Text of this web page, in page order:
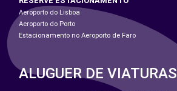
Aeroporto do Lisboa
Aeroporto do Porto
Estacionamento no Aeroporto de Faro
ALUGUER DE VIATURAS